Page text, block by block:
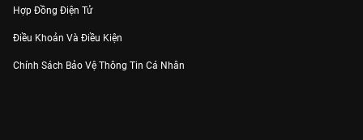
Hợp Đồng Điện Tử
Điều Khoản Và Điều Kiện
Chính Sách Bảo Vệ Thông Tin Cá Nhân